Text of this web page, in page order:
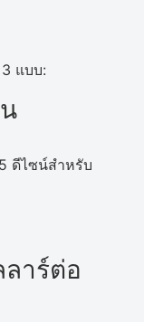
แบบ:
ดีไซน์สำหรับ
าร์ต่อ